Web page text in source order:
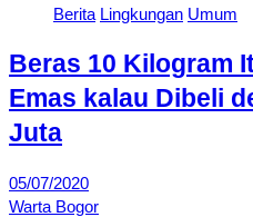
Berita Lingkungan Umum
Beras 10 Kilogram
Emas kalau Dibeli
Juta
05/07/2020
Warta Bogor